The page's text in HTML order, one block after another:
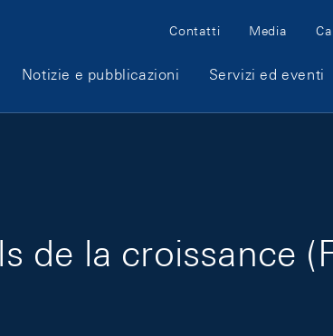
Meta Navigation
Contatti Media
Notizie e pubblicazioni Servizi ed eventi
de la croissance